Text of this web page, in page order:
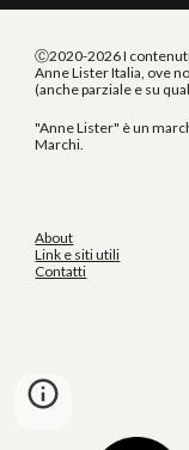
Ⓒ2020-2026 I
Anne Lister Italia, ove
(anche parziale e su
"Anne Lister" è un
Marchi.
About
Link e siti utili
Contatti